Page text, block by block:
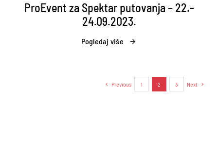
ProEvent za Spektar putovanja – 22.-
24.09.2023.
Pogledaj više
Previous 1 2 3 Next